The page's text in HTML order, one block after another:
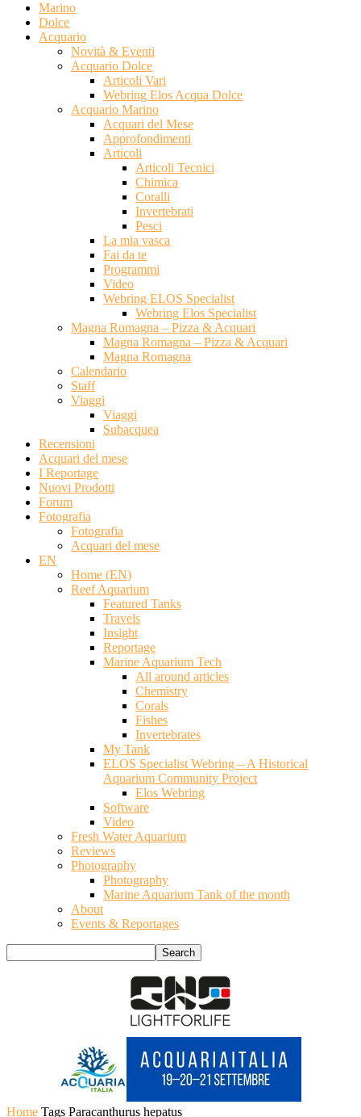
Marino
Dolce
Acquario
Novità & Eventi
Acquario Dolce
Articoli Vari
Webring Elos Acqua Dolce
Acquario Marino
Acquari del Mese
Approfondimenti
Articoli
Articoli Tecnici
Chimica
Coralli
Invertebrati
Pesci
La mia vasca
Fai da te
Programmi
Video
Webring ELOS Specialist
Webring Elos Specialist
Magna Romagna – Pizza & Acquari
Magna Romagna – Pizza & Acquari
Magna Romagna
Calendario
Staff
Viaggi
Viaggi
Subacquea
Recensioni
Acquari del mese
I Reportage
Nuovi Prodotti
Forum
Fotografia
Fotografia
Acquari del mese
EN
Home (EN)
Reef Aquarium
Featured Tanks
Travels
Insight
Reportage
Marine Aquarium Tech
All around articles
Chemistry
Corals
Fishes
Invertebrates
My Tank
ELOS Specialist Webring – A Historical
Aquarium Community Project
Elos Webring
Software
Video
Fresh Water Aquarium
Reviews
Photography
Photography
Marine Aquarium Tank of the month
About
Events & Reportages
Home Tags Paracanthurus hepatus